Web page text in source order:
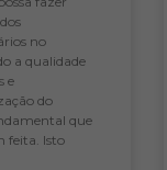
no
a qualidade
e
do
que
feita. Isto